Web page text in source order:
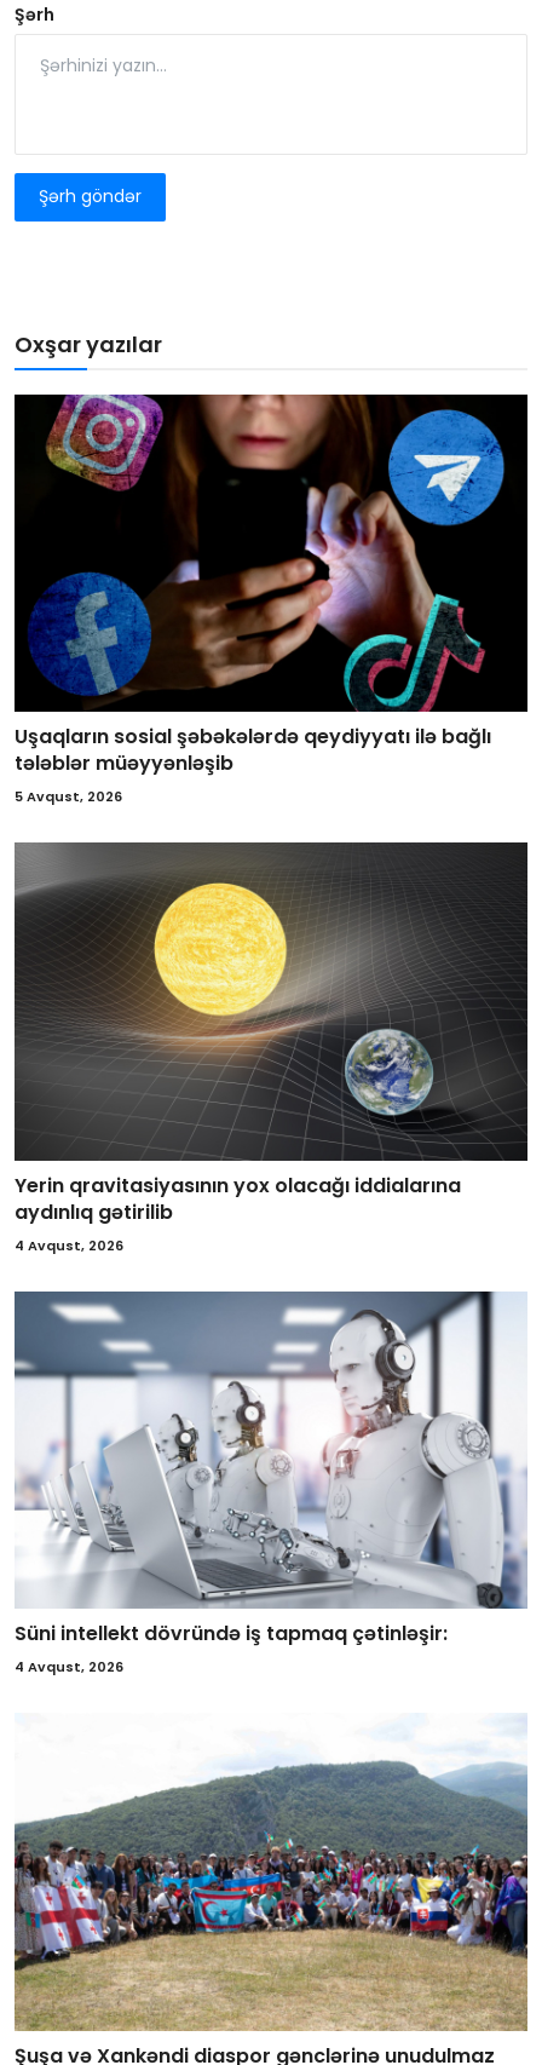
Şərh
Şərh göndər
Oxşar yazılar
Uşaqların sosial şəbəkələrdə qeydiyyatı ilə bağlı
tələblər müəyyənləşib
5 Avqust, 2026
Yerin qravitasiyasının yox olacağı iddialarına
aydınlıq gətirilib
4 Avqust, 2026
Süni intellekt dövründə iş tapmaq çətinləşir:
4 Avqust, 2026
Şuşa və Xankəndi diaspor gənclərinə unudulmaz